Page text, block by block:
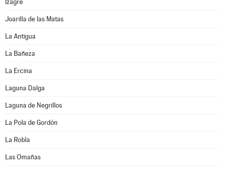
Izagre
Joarilla de las Matas
La Antigua
La Bañeza
La Ercina
Laguna Dalga
Laguna de Negrillos
La Pola de Gordón
La Robla
Las Omañas